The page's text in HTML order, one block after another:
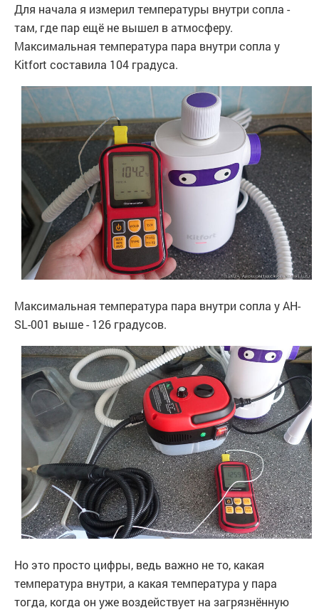
Для начала я измерил температуры внутри сопла -
там, где пар ещё не вышел в атмосферу.
Максимальная температура пара внутри сопла у
Kitfort составила 104 градуса.
Максимальная температура пара внутри сопла у AH-
SL-001 выше - 126 градусов.
Но это просто цифры, ведь важно не то, какая
температура внутри, а какая температура у пара
тогда, когда он уже воздействует на загрязнённую